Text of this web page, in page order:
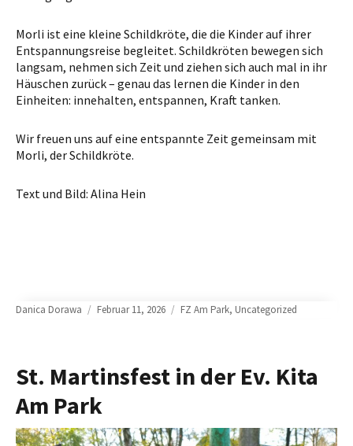
Morli ist eine kleine Schildkröte, die die Kinder auf ihrer
Entspannungsreise begleitet. Schildkröten bewegen sich
langsam, nehmen sich Zeit und ziehen sich auch mal in ihr
Häuschen zurück – genau das lernen die Kinder in den
Einheiten: innehalten, entspannen, Kraft tanken.
Wir freuen uns auf eine entspannte Zeit gemeinsam mit
Morli, der Schildkröte.
Text und Bild: Alina Hein
Author
Danica Dorawa
Posted
Februar 11, 2026 Categories
FZ Am Park, Uncategorized
St. Martinsfest in der Ev. Kita
Am Park